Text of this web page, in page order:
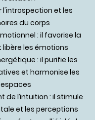
l'introspection et les
du corps
: il favorise la
libère les émotions
: il purifie les
et harmonise les
espaces
de l’intuition : il stimule
et les perceptions